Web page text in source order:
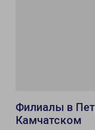
Филиалы в
Камчатском